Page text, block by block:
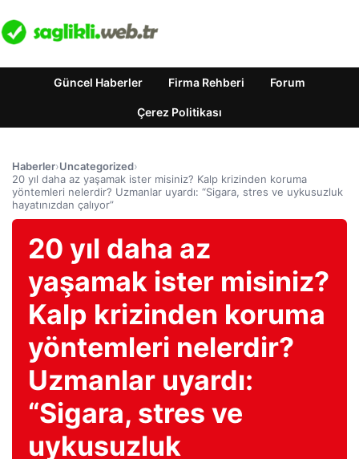
Güncel Haberler Firma Rehberi Forum
Çerez Politikası
Haberler›Uncategorized›
20 yıl daha az yaşamak ister misiniz? Kalp krizinden koruma
yöntemleri nelerdir? Uzmanlar uyardı: “Sigara, stres ve uykusuzluk
hayatınızdan çalıyor”
20 yıl daha az
yaşamak ister misiniz?
Kalp krizinden koruma
yöntemleri nelerdir?
Uzmanlar uyardı:
“Sigara, stres ve
uykusuzluk